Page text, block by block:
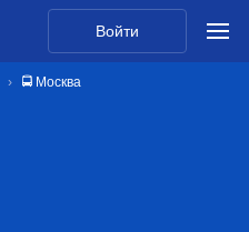
Войти
🚍 Москва